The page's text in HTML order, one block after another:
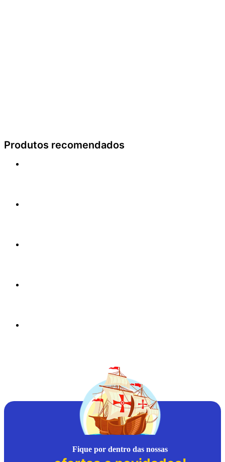
Produtos recomendados
Fique por dentro das nossas